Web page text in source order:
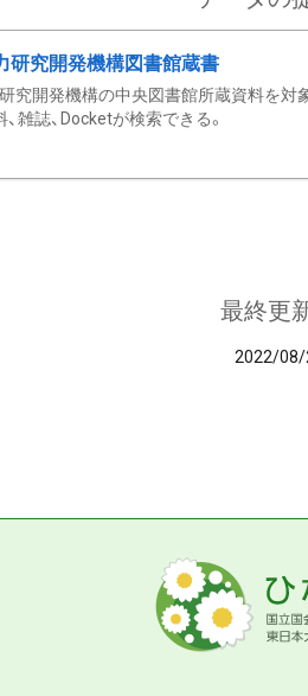
研究開発機構図書館蔵書
究開発機構の中央図書館所蔵資料を対
、雑誌、Docketが検索できる。
最終更
2022/08/